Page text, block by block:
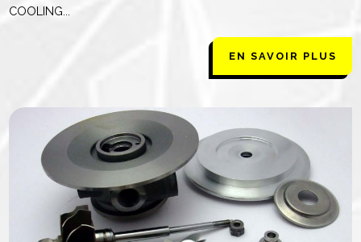
COOLING...
EN SAVOIR PLUS